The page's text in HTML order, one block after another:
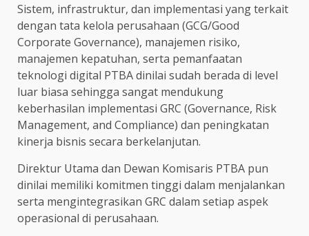
Sistem, infrastruktur, dan implementasi yang terkait
dengan tata kelola perusahaan (GCG/Good
Corporate Governance), manajemen risiko,
manajemen kepatuhan, serta pemanfaatan
teknologi digital PTBA dinilai sudah berada di level
luar biasa sehingga sangat mendukung
keberhasilan implementasi GRC (Governance, Risk
Management, and Compliance) dan peningkatan
kinerja bisnis secara berkelanjutan.
Direktur Utama dan Dewan Komisaris PTBA pun
dinilai memiliki komitmen tinggi dalam menjalankan
serta mengintegrasikan GRC dalam setiap aspek
operasional di perusahaan.